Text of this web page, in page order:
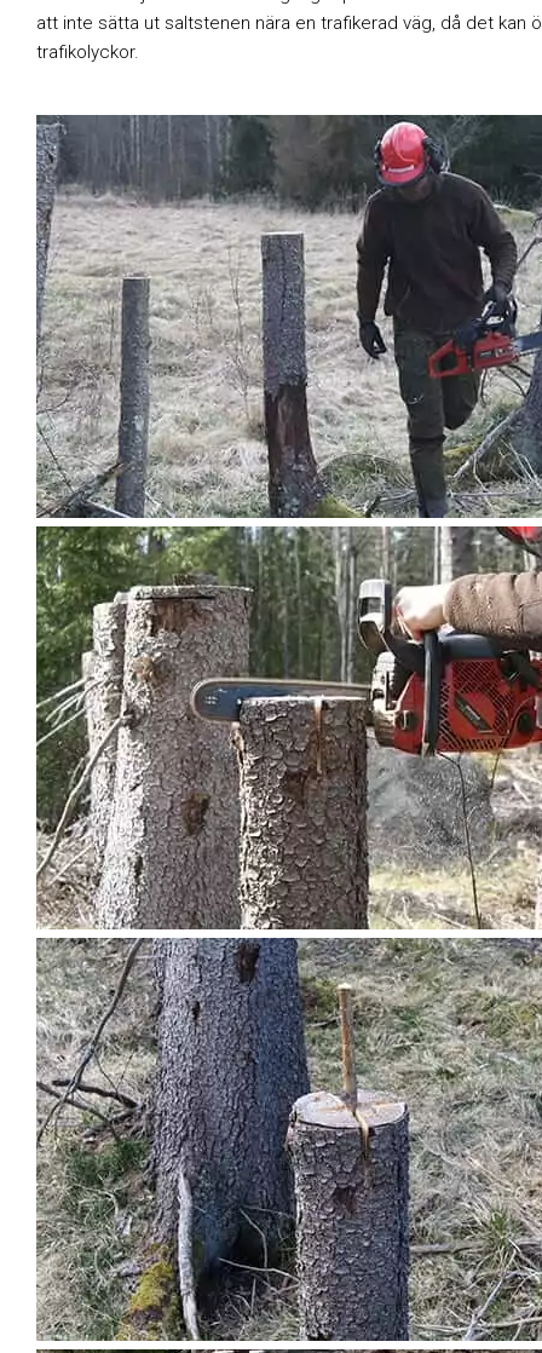
att inte sätta ut saltstenen nära en trafikerad väg, då det kan
trafikolyckor.